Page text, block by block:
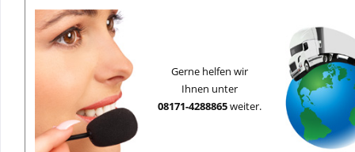
Gerne helfen wir
Ihnen unter
08171-4288865weiter.